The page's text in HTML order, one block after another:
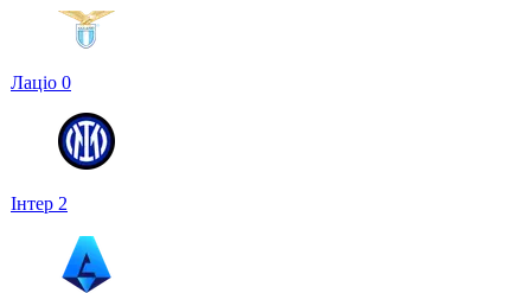
Лаціо 0
Інтер 2